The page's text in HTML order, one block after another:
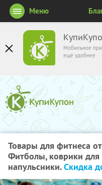
Мобильное
ещё удобнее
Меню
Товары для фитнеса
Фитболы, коврики для
напульсники.Скидка